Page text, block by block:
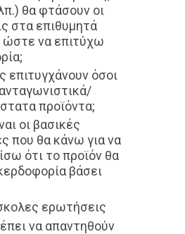
θα φτάσουν οι
στα επιθυμητά
ώστε να επιτύχω
επιτυγχάνουν όσοι
προϊόντα;
οι βασικές
που θα κάνω για να
ότι το προϊόν θα
βάσει
ερωτήσεις
να απαντηθούν